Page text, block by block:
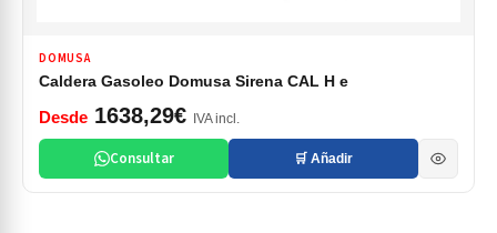
DOMUSA
Caldera Gasoleo Domusa Sirena CAL H e
Desde 1638,29€ IVA incl.
Consultar 🛒 Añadir